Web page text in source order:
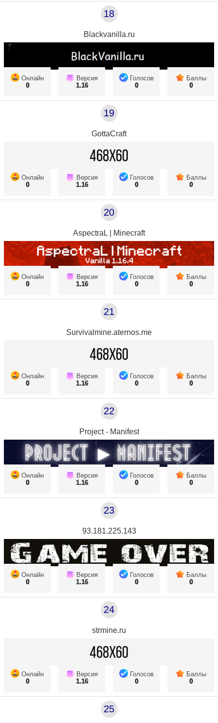
18
Blackvanilla.ru
Онлайн
0
Версия
1.16
Голосов
0
Баллы
0
19
GottaCraft
Онлайн
0
Версия
1.16
Голосов
0
Баллы
0
20
AspectraL | Minecraft
Онлайн
0
Версия
1.16
Голосов
0
Баллы
0
21
Survivalmine.aternos.me
Онлайн
0
Версия
1.16
Голосов
0
Баллы
0
22
Project - Manifest
Онлайн
0
Версия
1.16
Голосов
0
Баллы
0
23
93.181.225.143
Онлайн
0
Версия
1.16
Голосов
0
Баллы
0
24
strmine.ru
Онлайн
0
Версия
1.16
Голосов
0
Баллы
0
25